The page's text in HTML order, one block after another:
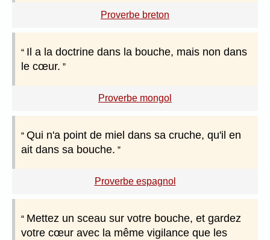
Proverbe breton
Il a la doctrine dans la bouche, mais non dans
le cœur.
Proverbe mongol
Qui n'a point de miel dans sa cruche, qu'il en
ait dans sa bouche.
Proverbe espagnol
Mettez un sceau sur votre bouche, et gardez
votre cœur avec la même vigilance que les